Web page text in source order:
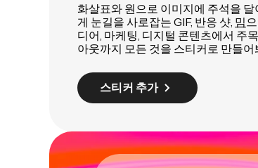
화살표와 원으로 이미지에 주석을
게 눈길을 사로잡는 GIF, 반응 샷, 밈
디어, 마케팅, 디지털 콘텐츠에서 주
아웃까지 모든 것을 스티커로 만들어
스티커 추가